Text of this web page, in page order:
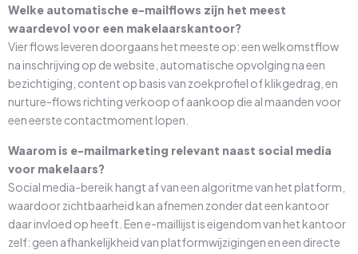
Welke automatische e-mailflows zijn het meest
waardevol voor een makelaarskantoor?
Vier flows leveren doorgaans het meeste op: een welkomstflow
na inschrijving op de website, automatische opvolging na een
bezichtiging, content op basis van zoekprofiel of klikgedrag, en
nurture-flows richting verkoop of aankoop die al maanden voor
een eerste contactmoment lopen.
Waarom is e-mailmarketing relevant naast social media
voor makelaars?
Social media-bereik hangt af van een algoritme van het platform,
waardoor zichtbaarheid kan afnemen zonder dat een kantoor
daar invloed op heeft. Een e-maillijst is eigendom van het kantoor
zelf: geen afhankelijkheid van platformwijzigingen en een directe